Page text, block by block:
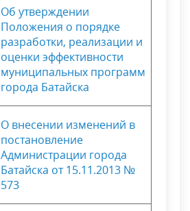
Об утверждении
Положения о порядке
разработки, реализации и
оценки эффективности
муниципальных программ
города Батайска
О внесении изменений в
постановление
Администрации города
Батайска от 15.11.2013 №
573